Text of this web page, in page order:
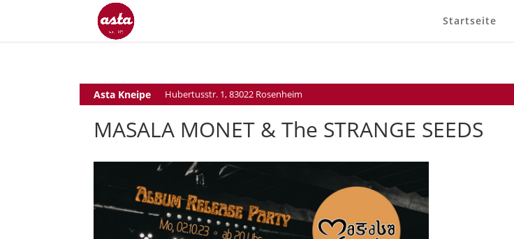
Startseite
Asta Kneipe Hubertusstr. 1, 83022 Rosenheim
MASALA MONET & The STRANGE SEEDS